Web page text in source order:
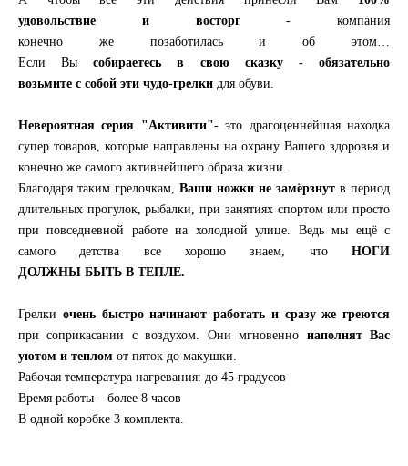
удовольствие и восторг- компания
конечно же позаботилась и об этом…
Если Высобираетесь в свою сказку - обязательно
возьмите с собой эти чудо-грелки для обуви.
Невероятная серия "Активити"- это драгоценнейшая находка
супер товаров, которые направлены на охрану Вашего здоровья и
конечно же самого активнейшего образа жизни.
Благодаря таким грелочкам, Ваши ножки не замёрзнут в период
длительных прогулок, рыбалки, при занятиях спортом или просто
при повседневной работе на холодной улице. Ведь мы ещё с
самого детства все хорошо знаем, что НОГИ
ДОЛЖНЫ БЫТЬ В ТЕПЛЕ.
Грелки очень быстро начинают работать и сразу же греются
при соприкасании с воздухом. Они мгновенно наполнят Вас
уютом и теплом от пяток до макушки.
Рабочая температура нагревания: до 45 градусов
Время работы – более 8 часов
В одной коробке 3 комплекта.